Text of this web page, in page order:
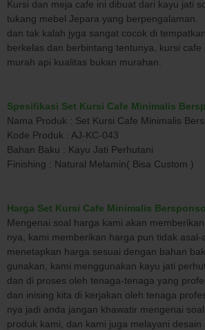
Kursi dan meja cafe ini dibuat dari kayu jati
tukang mebel Jepara yang berpengalaman.
dan tak kalah jyga sangat cocok di
berkelas dan berbintang tentunya, kursi cafe
murah api kualitas bukan murahan.
Spesifikasi Set Kursi Cafe Minimalis
Nama Produk : Set Kursi Cafe Minimalis
Kode Produk : AJ-KC-043
Bahan Baku : Kayu Jati Perhutani
Finishing : Natural Melamin( Bisa Custom )
Harga Set Kursi Cafe Minimalis
Mengenai soal harga kami akan
nya, kami memberikan harga pun tidak asal-
menetapkan harga sesuai dengan bahan
gunakan, kami menggunakan kayu jati
dan di proses oleh tenaga-tenaga yang
dan inising kita di kerjakan oleh tenaga
nya jadi anda jangan khawatir mengenai
produk kami, dan kami juga melayani desain